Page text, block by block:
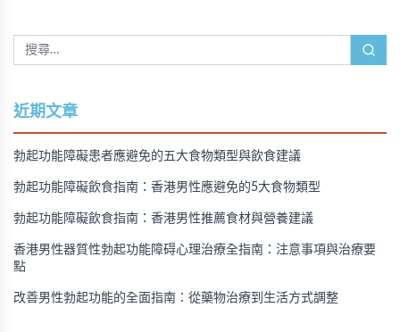
近期文章
勃起功能障礙患者應避免的五大食物類型與飲食建議
勃起功能障礙飲食指南：香港男性應避免的5大食物類型
勃起功能障礙飲食指南：香港男性推薦食材與營養建議
香港男性器質性勃起功能障碍心理治療全指南：注意事項與治療要
點
改善男性勃起功能的全面指南：從藥物治療到生活方式調整